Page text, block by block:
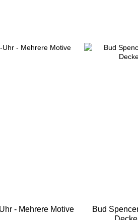
- Mehrere Motive
Bud